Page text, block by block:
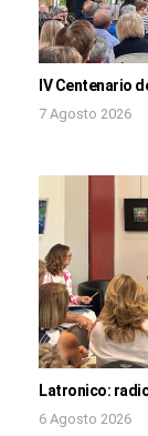
IV Centenario
7 Agosto 2026
Latronico:
6 Agosto 2026